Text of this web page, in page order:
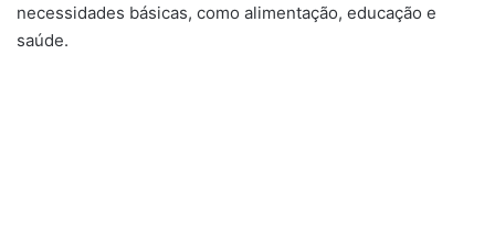
necessidades básicas, como alimentação, educação e
saúde.